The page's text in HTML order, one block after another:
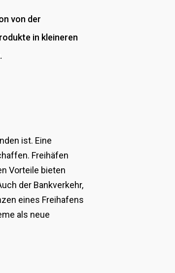
von der
in kleineren
ist. Eine
Freihäfen
Vorteile bieten
der Bankverkehr,
eines Freihafens
als neue